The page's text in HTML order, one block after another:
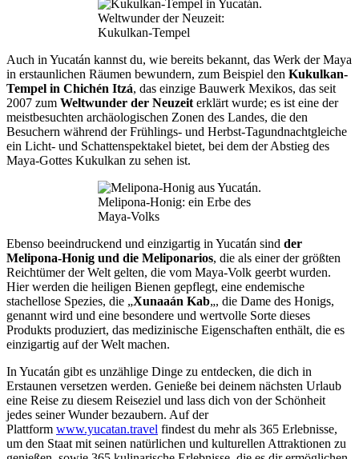
Weltwunder der Neuzeit:
Kukulkan-Tempel
Auch in Yucatán kannst du, wie bereits bekannt, das Werk der Maya
in erstaunlichen Räumen bewundern, zum Beispiel den Kukulkan-
Tempel in Chichén Itzá, das einzige Bauwerk Mexikos, das seit
2007 zum Weltwunder der Neuzeit erklärt wurde; es ist eine der
meistbesuchten archäologischen Zonen des Landes, die den
Besuchern während der Frühlings- und Herbst-Tagundnachtgleiche
ein Licht- und Schattenspektakel bietet, bei dem der Abstieg des
Maya-Gottes Kukulkan zu sehen ist.
Melipona-Honig: ein Erbe des
Maya-Volks
Ebenso beeindruckend und einzigartig in Yucatán sind der
Melipona-Honig und die Meliponarios, die als einer der größten
Reichtümer der Welt gelten, die vom Maya-Volk geerbt wurden.
Hier werden die heiligen Bienen gepflegt, eine endemische
stachellose Spezies, die „Xunaaán Kab„, die Dame des Honigs,
genannt wird und eine besondere und wertvolle Sorte dieses
Produkts produziert, das medizinische Eigenschaften enthält, die es
einzigartig auf der Welt machen.
In Yucatán gibt es unzählige Dinge zu entdecken, die dich in
Erstaunen versetzen werden. Genieße bei deinem nächsten Urlaub
eine Reise zu diesem Reiseziel und lass dich von der Schönheit
jedes seiner Wunder bezaubern. Auf der
Plattform www.yucatan.travel findest du mehr als 365 Erlebnisse,
um den Staat mit seinen natürlichen und kulturellen Attraktionen zu